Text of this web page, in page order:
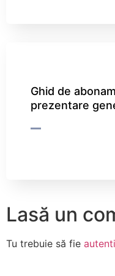
Ghid de
prezentare
Lasă un
Tu trebuie să fie